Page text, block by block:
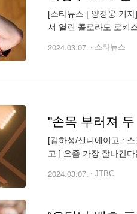
[스타뉴스 | 양정웅 기
서 열린 콜로라도 로키
2024.03.07. 스타뉴스
"손목 부러져
[김하성/샌디에이고 :
고.] 요즘 가장 잘나간
2024.03.07. JTBC